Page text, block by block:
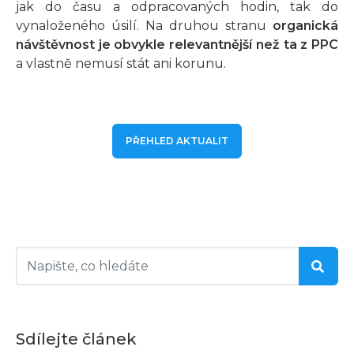
Sdílejte článek
jak do času a odpracovaných hodin, tak do
vynaloženého úsilí. Na druhou stranu organická
návštěvnost je obvykle relevantnější než ta z PPC
a vlastně nemusí stát ani korunu.
PŘEHLED AKTUALIT